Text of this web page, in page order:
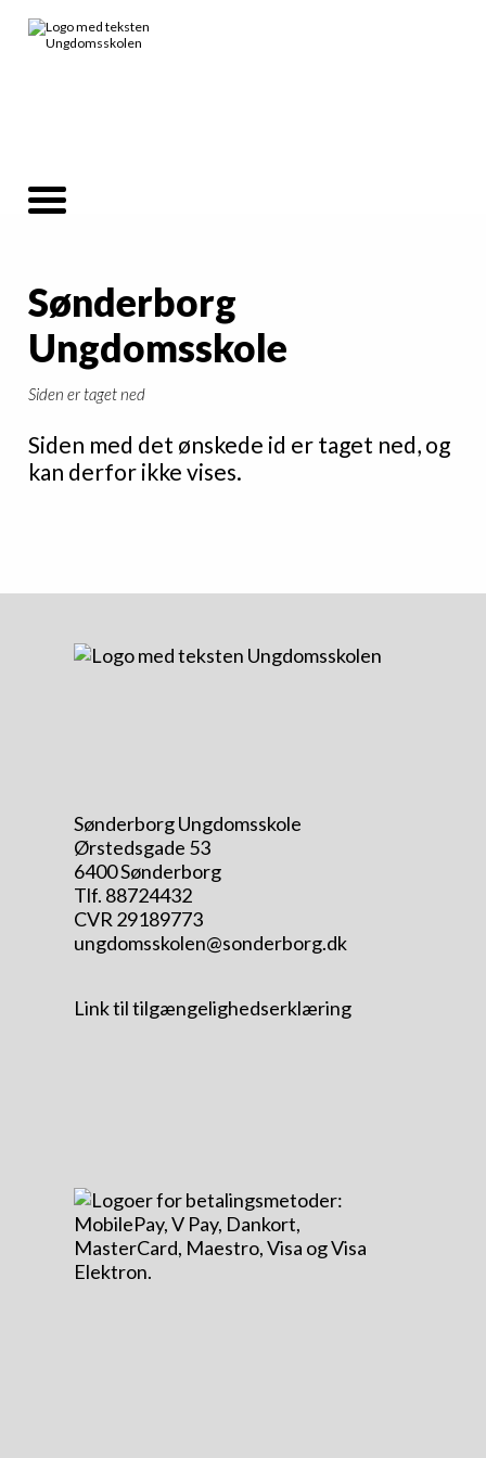
Sønderborg
Ungdomsskole
Siden er taget ned
Siden med det ønskede id er taget ned, og
kan derfor ikke vises.
Sønderborg Ungdomsskole
Ørstedsgade 53
6400 Sønderborg
Tlf. 88724432
CVR 29189773
ungdomsskolen@sonderborg.dk
Link til tilgængelighedserklæring